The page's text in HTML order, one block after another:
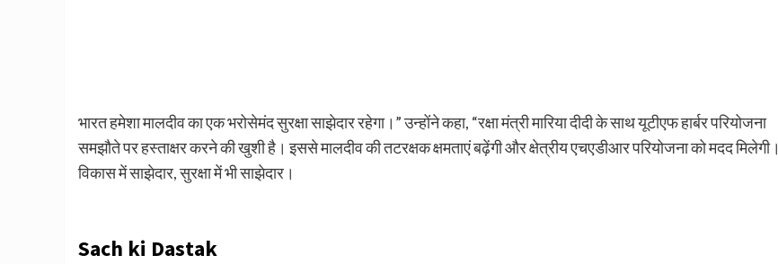
भारत हमेशा मालदीव का एक भरोसेमंद सुरक्षा साझेदार रहेगा।” उन्होंने कहा, “रक्षा मंत्री मारिया दीदी के साथ यूटीएफ हार्बर परियोजना
समझौते पर हस्ताक्षर करने की खुशी है। इससे मालदीव की तटरक्षक क्षमताएं बढ़ेंगी और क्षेत्रीय एचएडीआर परियोजना को मदद मिलेगी।
विकास में साझेदार, सुरक्षा में भी साझेदार।
Sach ki Dastak